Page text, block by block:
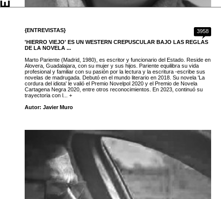
3958
{ENTREVISTAS}
'HIERRO VIEJO' ES UN WESTERN CREPUSCULAR BAJO LAS REGLAS
DE LA NOVELA ...
Marto Pariente (Madrid, 1980), es escritor y funcionario del Estado. Reside en
Alovera, Guadalajara, con su mujer y sus hijos. Pariente equilibra su vida
profesional y familiar con su pasión por la lectura y la escritura -escribe sus
novelas de madrugada. Debutó en el mundo literario en 2018. Su novela 'La
cordura del idiota' le valió el Premio Novelpol 2020 y el Premio de Novela
Cartagena Negra 2020, entre otros reconocimientos. En 2023, continuó su
trayectoria con l... +
Autor: Javier Muro